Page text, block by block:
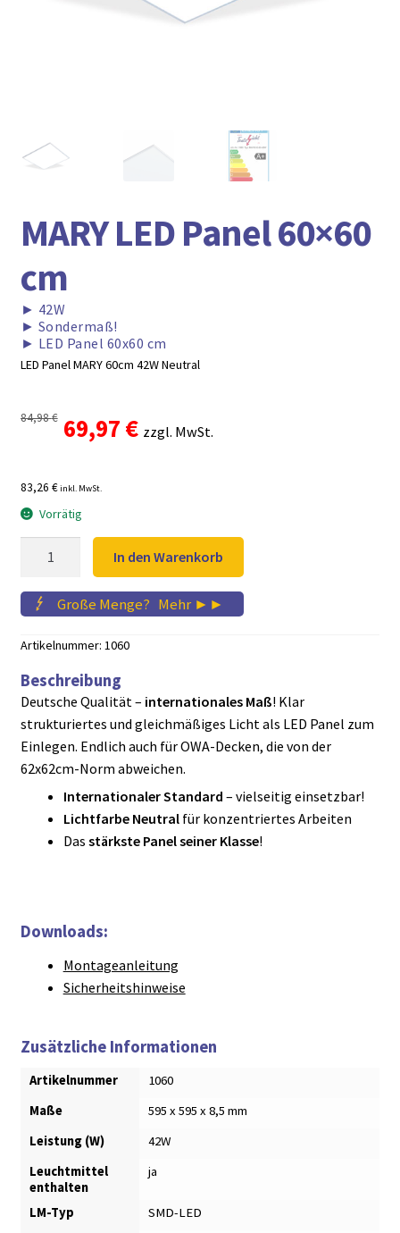
MARY LED Panel 60×60
cm
► 42W
► Sondermaß!
► LED Panel 60x60 cm
LED Panel MARY 60cm 42W Neutral
84,98€ Ursprünglicher
war:
84,98 €
69,97 €Aktueller
69,97 €.
zzgl. MwSt.
83,26 €inkl. MwSt.
Vorrätig
Panel
60x60
cm
In den Warenkorb
Große Menge? Mehr ►►
Artikelnummer: 1060
Beschreibung
Deutsche Qualität – internationales Maß! Klar
strukturiertes und gleichmäßiges Licht als LED Panel zum
Einlegen. Endlich auch für OWA-Decken, die von der
62x62cm-Norm abweichen.
Internationaler Standard – vielseitig einsetzbar!
Lichtfarbe Neutralfür konzentriertes Arbeiten
Das stärkste Panel seiner Klasse!
Downloads:
Montageanleitung
Sicherheitshinweise
Zusätzliche Informationen
Artikelnummer
1060
Maße
595 x 595 x 8,5 mm
Leistung (W)
42W
Leuchtmittel
enthalten
ja
LM-Typ
SMD-LED